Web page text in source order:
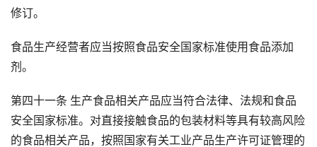
修订。
食品生产经营者应当按照食品安全国家标准使用食品添加
剂。
第四十一条 生产食品相关产品应当符合法律、法规和食品
安全国家标准。对直接接触食品的包装材料等具有较高风险
的食品相关产品，按照国家有关工业产品生产许可证管理的